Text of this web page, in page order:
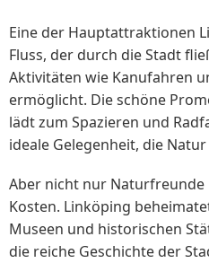
Eine der Hauptattraktionen
Fluss, der durch die Stadt
Aktivitäten wie Kanufahren
ermöglicht. Die schöne
lädt zum Spazieren und
ideale Gelegenheit, die
Aber nicht nur
Kosten. Linköping
Museen und historischen
die reiche Geschichte der